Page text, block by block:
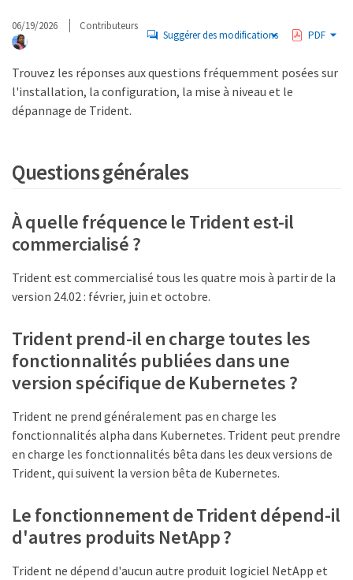
06/19/2026 Contributeurs
Suggérer des modifications PDF
Trouvez les réponses aux questions fréquemment posées sur
l'installation, la configuration, la mise à niveau et le
dépannage de Trident.
Questions générales
À quelle fréquence le Trident est-il
commercialisé ?
Trident est commercialisé tous les quatre mois à partir de la
version 24.02 : février, juin et octobre.
Trident prend-il en charge toutes les
fonctionnalités publiées dans une
version spécifique de Kubernetes ?
Trident ne prend généralement pas en charge les
fonctionnalités alpha dans Kubernetes. Trident peut prendre
en charge les fonctionnalités bêta dans les deux versions de
Trident, qui suivent la version bêta de Kubernetes.
Le fonctionnement de Trident dépend-il
d'autres produits NetApp ?
Trident ne dépend d'aucun autre produit logiciel NetApp et